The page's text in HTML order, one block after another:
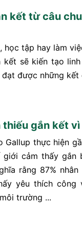
kết từ câu
học tập hay làm
kết sẽ kiến tạo
được những kết
gắn kết vì
Gallup thực hiện
giới cảm thấy gắn
rằng 87%
yêu thích công
trường ...